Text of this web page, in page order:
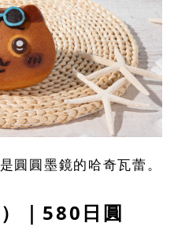
圓墨鏡的哈奇瓦蕾。
｜580日圓